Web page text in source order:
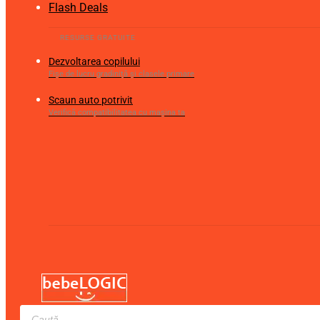
Flash Deals
Dezvoltarea copilului
Fișe de lucru gradiniță și clasele primare
Scaun auto potrivit
Verifică compatibilitatea cu mașina ta
Products